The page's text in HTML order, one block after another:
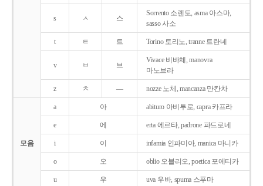
s ㅅ 스
Sorrento 소렌토, asma 아스마,
sasso 사소
t ㅌ 트 Torino 토리노, tranne 트란네
v ㅂ 브
Vivace 비바체, manovra
마노브라
z ㅊ ― nozze 노체, mancanza 만칸차
모음
a 아 abituro 아비투로, capra 카프라
e 에 erta 에르타, padrone 파드로네
i 이 infamia 인파미아, manica 마니카
o 오 oblio 오블리오, poetica 포에티카
u 우 uva 우바, spuma 스푸마